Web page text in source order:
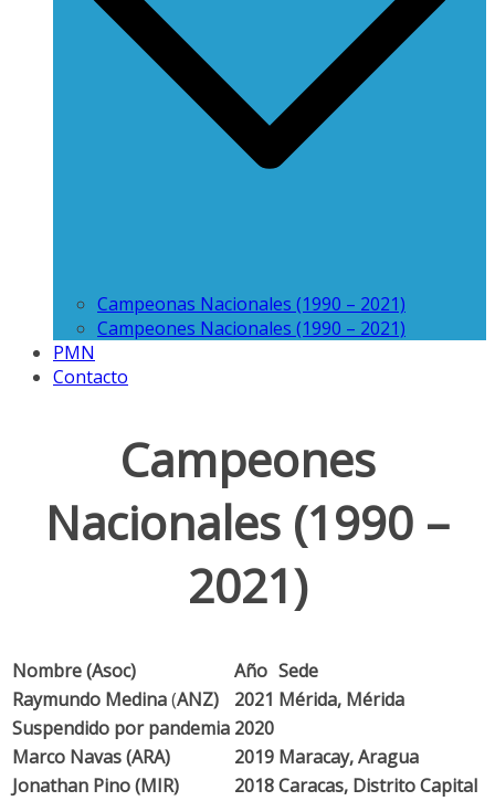
Campeonas Nacionales (1990 – 2021)
Campeones Nacionales (1990 – 2021)
PMN
Contacto
Campeones
Nacionales (1990 –
2021)
Nombre (Asoc) Año Sede
Raymundo Medina(ANZ) 2021 Mérida, Mérida
Suspendido por pandemia 2020
Marco Navas (ARA)
2019 Maracay, Aragua
Jonathan Pino (MIR)
2018Caracas, Distrito Capital